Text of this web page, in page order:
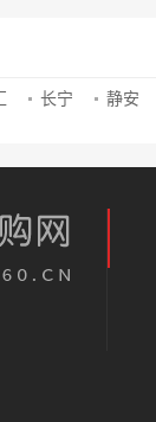
长宁 静安